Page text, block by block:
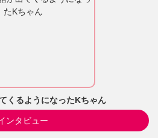
くるようになったKちゃん
ンタビュー